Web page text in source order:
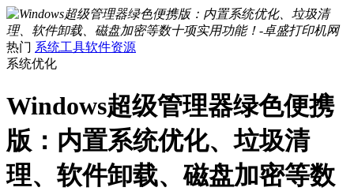
热门 系统工具软件资源
系统优化
Windows超级管理器绿色便携
版：内置系统优化、垃圾清
理、软件卸载、磁盘加密等数